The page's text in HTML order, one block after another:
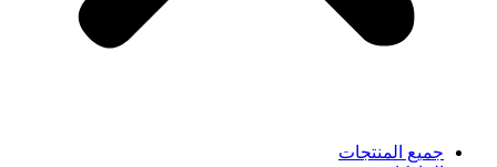
جميع المنتجات